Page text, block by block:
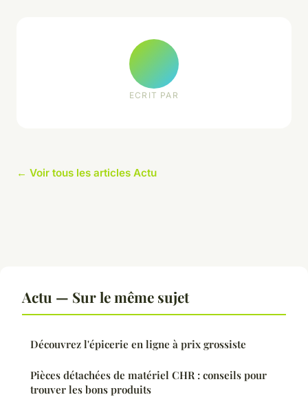
ECRIT PAR
← Voir tous les articles Actu
Actu — Sur le même sujet
Découvrez l'épicerie en ligne à prix grossiste
Pièces détachées de matériel CHR : conseils pour
trouver les bons produits